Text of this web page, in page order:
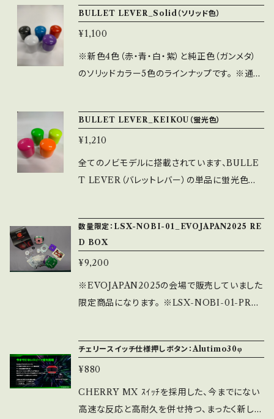
しては個体差があります事を予めご了承くださ
い。 ※取付穴径M6（通常のレバーボールと同
じ）になります。
BULLET LEVER_Solid（ソリッド色）
¥1,100
※新色4色（赤・青・白・紫）と純正色（ガンメタ）
のソリッドカラー5色のラインナップです。 ※通常
整する事により、レバーを倒すときの重さを微調
整できます。 ※取付穴径M6（通常のレバーボー
ルと同じ）
BULLET LEVER_KEIKOU（蛍光色）
¥1,210
全てのノビモデルに搭載されています、BULLE
T LEVER（バレットレバー）の単品に蛍光色が
※通常販売品ですので、専用の梱包箱などはあ
りません。 ※別売りのNTシャフトを使用して長
さを調整する事により、レバーを倒すときの重さ
（荷重軸）を微調整できます。 ※取付穴径M6（通
常のレバーボールと同じ）
数量限定：LSX-NOBI-01_EVOJAPAN2025 RE
D BOX
¥9,200
※EVOJAPAN2025の会場で販売していました
限定商品になります。 ※LSX-NOBI-01-PRO
グリスではなく速乾性潤滑剤（ドライサーフ）を
使用したモデルで、NTシャフトを標準装備した
限定生産の特別モデルになります（EVO JAPA
N2025のロゴ入限定Bullet Lever Topのマ
チェリースイッチ仕様押しボタン：Alutimo30φ
¥880
CHERRY MX ｽｲｯﾁを採用した、今までにない
高速な反応と高耐久を併せ持つ、まったく新しい